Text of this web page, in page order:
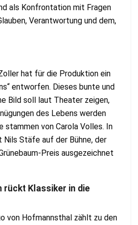
als Konfrontation mit Fragen
Verantwortung und dem,
hat für die Produktion ein
entworfen. Dieses bunte und
Bild soll laut Theater zeigen,
des Lebens werden
stammen von Carola Volles. In
Stäfe auf der Bühne, der
Preis ausgezeichnet
rückt Klassiker in die
von Hofmannsthal zählt zu den